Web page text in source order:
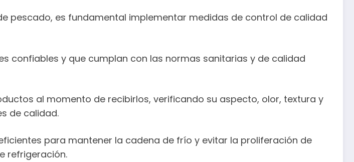
pescado, es fundamental implementar medidas de control de calidad
confiables y que cumplan con las normas sanitarias y de calidad
al momento de recibirlos, verificando su aspecto, olor, textura y
de calidad.
para mantener la cadena de frío y evitar la proliferación de
refrigeración.